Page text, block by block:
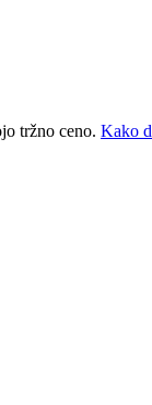
tržno ceno. Kako